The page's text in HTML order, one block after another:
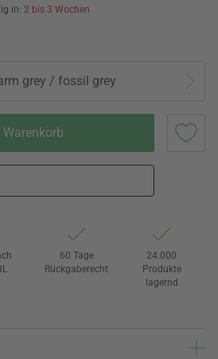
in: 2 bis 3 Wochen
grey / fossil grey
Warenkorb
60 Tage
Rückgaberecht
24.000
Produkte
lagernd